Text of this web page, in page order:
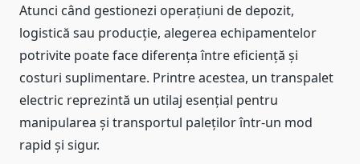
Atunci când gestionezi operațiuni de depozit,
logistică sau producție, alegerea echipamentelor
potrivite poate face diferența între eficiență și
costuri suplimentare. Printre acestea, un transpalet
electric reprezintă un utilaj esențial pentru
manipularea și transportul paleților într-un mod
rapid și sigur.